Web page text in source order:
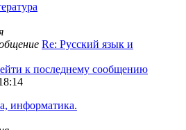
Re: Русский язык и
к последнему сообщению
информатика.